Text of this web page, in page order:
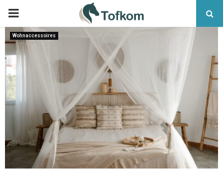
Wohnaccessoires